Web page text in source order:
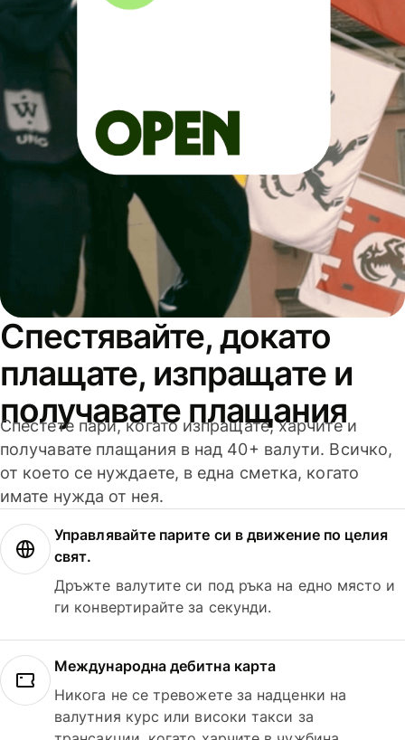
Спестявайте, докато
плащате, изпращате и
получавате плащания
Спестете пари, когато изпращате, харчите и
получавате плащания в над 40+ валути. Всичко,
от което се нуждаете, в една сметка, когато
имате нужда от нея.
Управлявайте парите си в движение по целия
свят.
Дръжте валутите си под ръка на едно място и
ги конвертирайте за секунди.
Международна дебитна карта
Никога не се тревожете за надценки на
валутния курс или високи такси за